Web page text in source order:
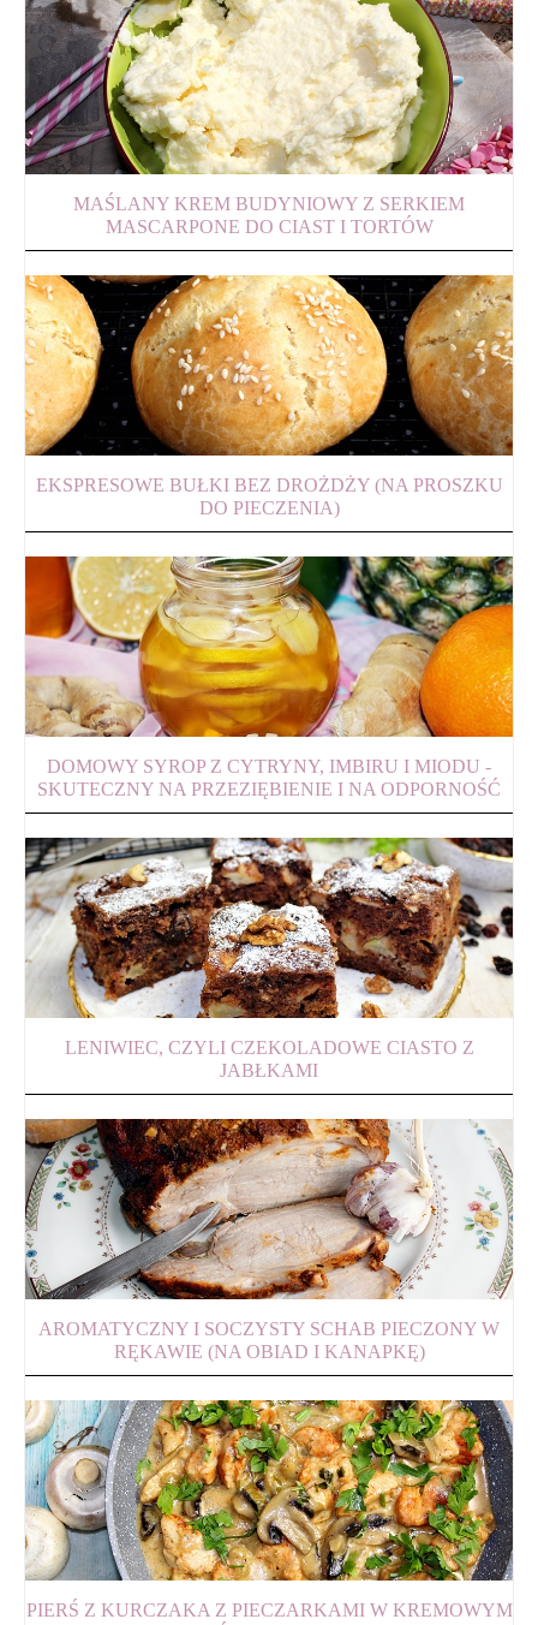
MAŚLANY KREM BUDYNIOWY Z SERKIEM
MASCARPONE DO CIAST I TORTÓW
EKSPRESOWE BUŁKI BEZ DROŻDŻY (NA PROSZKU
DO PIECZENIA)
DOMOWY SYROP Z CYTRYNY, IMBIRU I MIODU -
SKUTECZNY NA PRZEZIĘBIENIE I NA ODPORNOŚĆ
LENIWIEC, CZYLI CZEKOLADOWE CIASTO Z
JABŁKAMI
AROMATYCZNY I SOCZYSTY SCHAB PIECZONY W
RĘKAWIE (NA OBIAD I KANAPKĘ)
PIERŚ Z KURCZAKA Z PIECZARKAMI W KREMOWYM